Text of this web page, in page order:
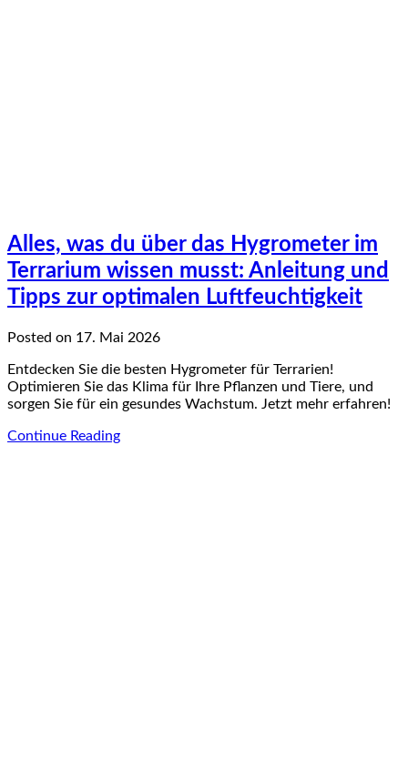
Alles, was du über das Hygrometer im
Terrarium wissen musst: Anleitung und
Tipps zur optimalen Luftfeuchtigkeit
Posted on 17. Mai 2026
Entdecken Sie die besten Hygrometer für Terrarien!
Optimieren Sie das Klima für Ihre Pflanzen und Tiere, und
sorgen Sie für ein gesundes Wachstum. Jetzt mehr erfahren!
Continue Reading